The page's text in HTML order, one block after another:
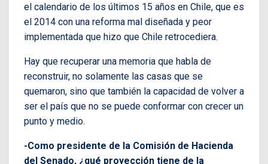
el calendario de los últimos 15 años en Chile, que es
el 2014 con una reforma mal diseñada y peor
implementada que hizo que Chile retrocediera.
Hay que recuperar una memoria que habla de
reconstruir, no solamente las casas que se
quemaron, sino que también la capacidad de volver a
ser el país que no se puede conformar con crecer un
punto y medio.
-Como presidente de la Comisión de Hacienda
del Senado, ¿qué proyección tiene de la